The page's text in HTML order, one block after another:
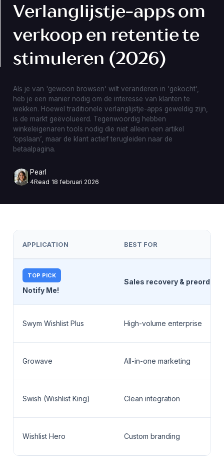
Verlanglijstje-apps om
verkoop en retentie te
stimuleren (2026)
Als je van 'gewoon browsen' wilt veranderen in 'gekocht',
heb je een manier nodig om de interesse van klanten te
wekken. Hoewel traditionele verlanglijstje-apps geweldig zijn,
is de markt geëvolueerd. Tegenwoordig hebben
winkeleigenaren tools nodig die niet alleen een artikel
‘opslaan’, maar de klant actief terugleiden naar de
betaalpagina.
Pearl
4Read 18 februari 2026
APPLICATION BEST FOR
TOP PICK
Notify Me!
Sales recovery & preorder
Swym Wishlist Plus High-volume enterprise
Growave All-in-one marketing
Swish (Wishlist King) Clean integration
Wishlist Hero Custom branding